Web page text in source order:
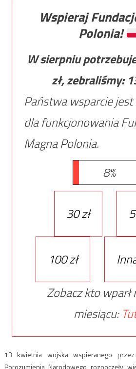
Wspieraj
Polonia!
W sierpniu
zł, zebraliśmy:
Państwa wsparcie
dla funkcjonowania
Magna Polonia.
8%
30 zł
100 zł
Zobacz kto wparł
miesiącu:
13 kwietnia wojska wspieranego przez
Porozumienia Narodowego rozpoczęły